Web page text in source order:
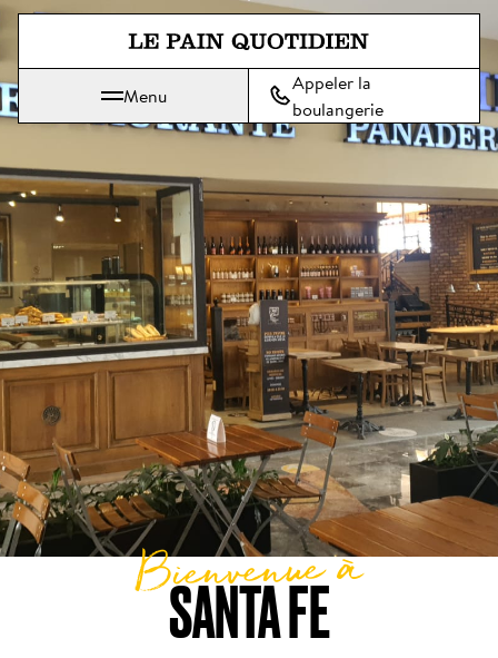
Aller directement au contenu
Le Pain Quotidien, une tradition qui se savoure chaque jour
Menu
Appeler la
boulangerie
SANTA FE
Bienvenue à